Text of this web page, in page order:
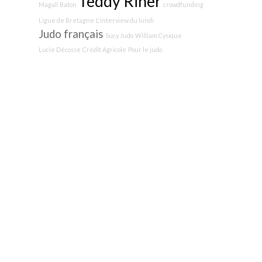
Magali Baton crowdfunding
Ligue de Bretagne L'interview du lundi
Judo français Sucy Judo William Cysique
Lucie Décosse Crédit Agricole Pour le judo